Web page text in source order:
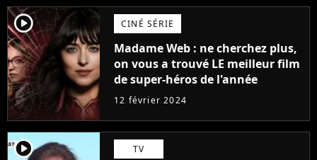
player2 CINÉ SÉRIE
Madame Web : ne cherchez plus,
on vous a trouvé LE meilleur film
de super-héros de l'année
12 février 2024
player2 TV